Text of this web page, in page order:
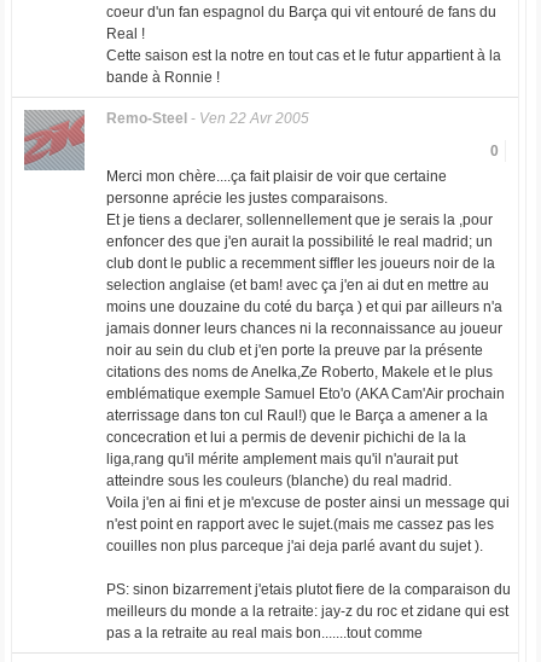
coeur d'un fan espagnol du Barça qui vit entouré de fans du
Real !
Cette saison est la notre en tout cas et le futur appartient à la
bande à Ronnie !
Remo-Steel - Ven 22 Avr 2005
0
Merci mon chère....ça fait plaisir de voir que certaine
personne aprécie les justes comparaisons.
Et je tiens a declarer, sollennellement que je serais la ,pour
enfoncer des que j'en aurait la possibilité le real madrid; un
club dont le public a recemment siffler les joueurs noir de la
selection anglaise (et bam! avec ça j'en ai dut en mettre au
moins une douzaine du coté du barça ) et qui par ailleurs n'a
jamais donner leurs chances ni la reconnaissance au joueur
noir au sein du club et j'en porte la preuve par la présente
citations des noms de Anelka,Ze Roberto, Makele et le plus
emblématique exemple Samuel Eto'o (AKA Cam'Air prochain
aterrissage dans ton cul Raul!) que le Barça a amener a la
concecration et lui a permis de devenir pichichi de la la
liga,rang qu'il mérite amplement mais qu'il n'aurait put
atteindre sous les couleurs (blanche) du real madrid.
Voila j'en ai fini et je m'excuse de poster ainsi un message qui
n'est point en rapport avec le sujet.(mais me cassez pas les
couilles non plus parceque j'ai deja parlé avant du sujet ).
PS: sinon bizarrement j'etais plutot fiere de la comparaison du
meilleurs du monde a la retraite: jay-z du roc et zidane qui est
pas a la retraite au real mais bon.......tout comme